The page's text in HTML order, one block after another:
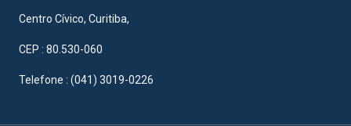
Centro Cívico, Curitiba,
CEP : 80.530-060
Telefone : (041) 3019-0226